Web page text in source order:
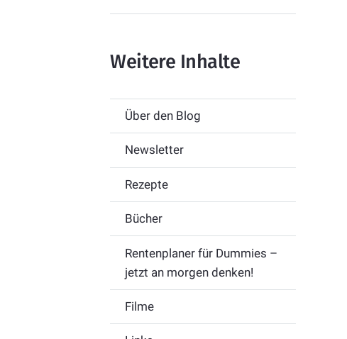
Weitere Inhalte
Über den Blog
Newsletter
Rezepte
Bücher
Rentenplaner für Dummies –
jetzt an morgen denken!
Filme